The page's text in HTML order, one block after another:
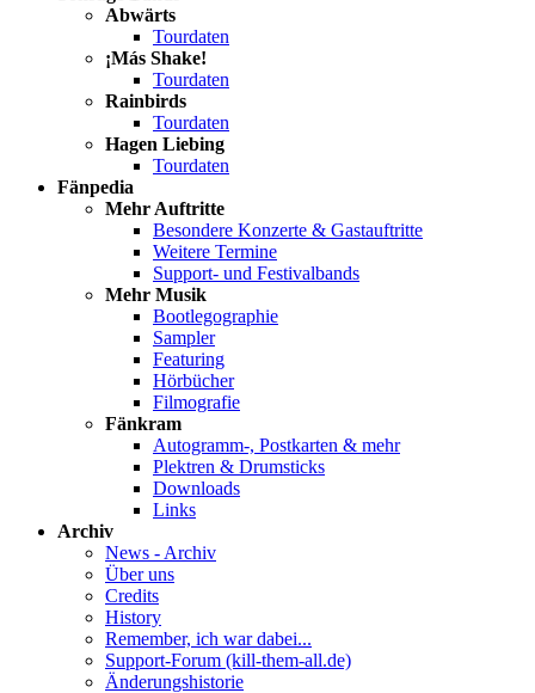
Abwärts
Tourdaten
¡Más Shake!
Tourdaten
Rainbirds
Tourdaten
Hagen Liebing
Tourdaten
Fänpedia
Mehr Auftritte
Besondere Konzerte & Gastauftritte
Weitere Termine
Support- und Festivalbands
Mehr Musik
Bootlegographie
Sampler
Featuring
Hörbücher
Filmografie
Fänkram
Autogramm-, Postkarten & mehr
Plektren & Drumsticks
Downloads
Links
Archiv
News - Archiv
Über uns
Credits
History
Remember, ich war dabei...
Support-Forum (kill-them-all.de)
Änderungshistorie